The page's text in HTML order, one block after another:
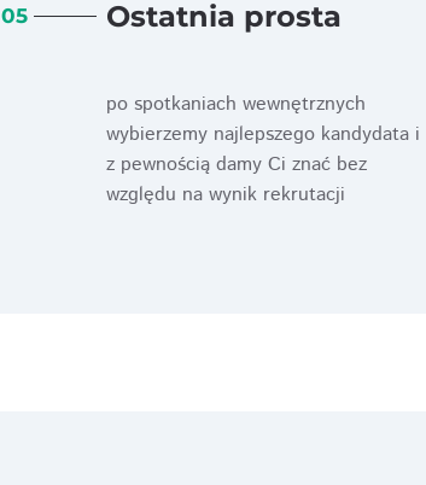
05 Ostatnia prosta
po spotkaniach wewnętrznych
wybierzemy najlepszego kandydata i
z pewnością damy Ci znać bez
względu na wynik rekrutacji